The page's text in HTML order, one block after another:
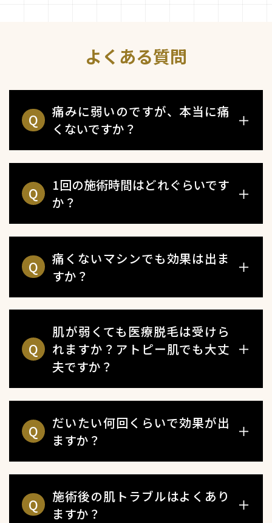
よくある質問
Q
痛みに弱いのですが、本当に痛
くないですか？
＋
Q
1回の施術時間はどれぐらいです
か？
＋
Q
痛くないマシンでも効果は出ま
すか？
＋
Q
肌が弱くても医療脱毛は受けら
れますか？アトピー肌でも大丈
夫ですか？
＋
Q
だいたい何回くらいで効果が出
ますか？
＋
Q
施術後の肌トラブルはよくあり
ますか？
＋